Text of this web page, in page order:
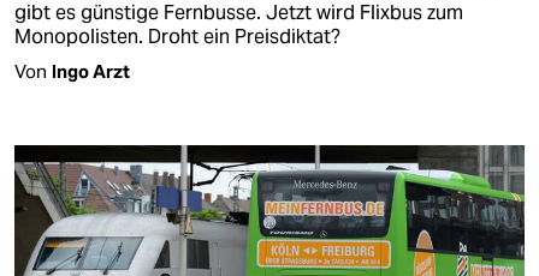
gibt es günstige Fernbusse. Jetzt wird Flixbus zum
Monopolisten. Droht ein Preisdiktat?
Von Ingo Arzt